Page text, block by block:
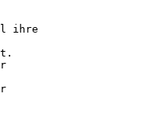
ihre